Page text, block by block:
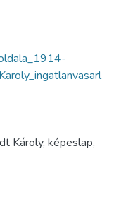
Károly, képeslap,